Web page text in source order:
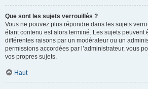
Que sont les sujets verrouillés ?
Vous ne pouvez plus répondre dans les sujets
étant contenu est alors terminé. Les sujets peuvent
différentes raisons par un modérateur ou un
permissions accordées par l’administrateur, vous
vos propres sujets.
Haut